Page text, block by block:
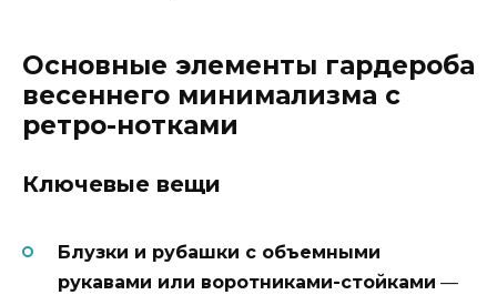
Основные элементы гардероба
весеннего минимализма с
ретро-нотками
Ключевые вещи
Блузки и рубашки с объемными
рукавами или воротниками-стойками —